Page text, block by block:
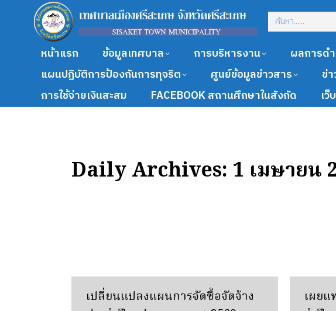
หน้าแรก ข้อมูลเทศบาล การบริหารงาน ผลการด
แผนปฏิบัติการป้องกันการทุจริต
ศูนย์ข้อมูลข่าวสาร ข่
การใช้จ่ายเงินสะสม
FACEBOOK สถานศึกษาในสังกัด เ
Daily Archives: 1 เมษายน
เปลี่ยนแปลงแผนการจัดซื้อจัดจ้าง
เผย